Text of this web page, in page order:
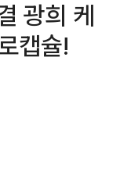
광희 케
캡슐!